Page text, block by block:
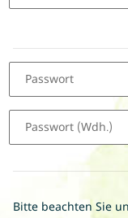
Passwort
Passwort (Wdh.)
Bitte beachten Sie